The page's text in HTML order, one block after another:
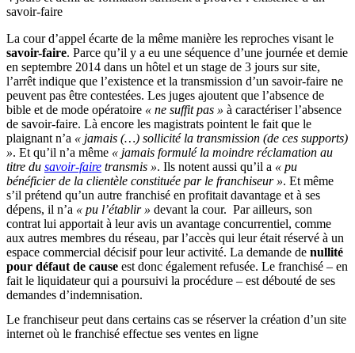
savoir-faire
La cour d’appel écarte de la même manière les reproches visant le
savoir-faire. Parce qu’il y a eu une séquence d’une journée et demie
en septembre 2014 dans un hôtel et un stage de 3 jours sur site,
l’arrêt indique que l’existence et la transmission d’un savoir-faire ne
peuvent pas être contestées. Les juges ajoutent que l’absence de
bible et de mode opératoire « ne suffit pas » à caractériser l’absence
de savoir-faire. Là encore les magistrats pointent le fait que le
plaignant n’a « jamais (…) sollicité la transmission (de ces supports)
». Et qu’il n’a même « jamais formulé la moindre réclamation au
titre du savoir-faire transmis ». Ils notent aussi qu’il a « pu
bénéficier de la clientèle constituée par le franchiseur ». Et même
s’il prétend qu’un autre franchisé en profitait davantage et à ses
dépens, il n’a « pu l’établir » devant la cour. Par ailleurs, son
contrat lui apportait à leur avis un avantage concurrentiel, comme
aux autres membres du réseau, par l’accès qui leur était réservé à un
espace commercial décisif pour leur activité. La demande de nullité
pour défaut de cause est donc également refusée. Le franchisé – en
fait le liquidateur qui a poursuivi la procédure – est débouté de ses
demandes d’indemnisation.
Le franchiseur peut dans certains cas se réserver la création d’un site
internet où le franchisé effectue ses ventes en ligne